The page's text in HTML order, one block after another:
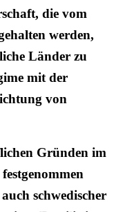
die vom
werden,
Länder zu
mit der
von
Gründen im
schwedischer